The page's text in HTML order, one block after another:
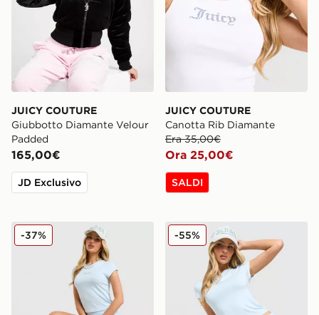
JUICY COUTURE
Giubbotto Diamante Velour
Padded
165,00€
JD Exclusivo
JUICY COUTURE
Canotta Rib Diamante
Era 35,00€
Ora 25,00€
SALDI
JUICY COUTURE Diamante Baby T-Shirt
-37% JUICY COUTURE
-55%